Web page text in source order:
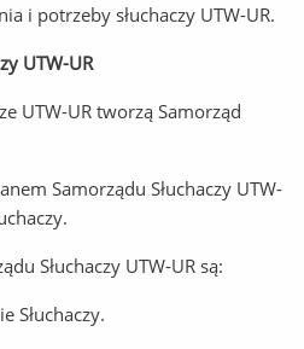
i potrzeby słuchaczy UTW-UR.
UTW-UR
UTW-UR tworzą Samorząd
Samorządu Słuchaczy UTW-
UTW-UR są: